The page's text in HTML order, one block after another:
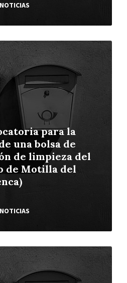
NOTICIAS
para la
una bolsa de
de limpieza del
de Motilla del
NOTICIAS